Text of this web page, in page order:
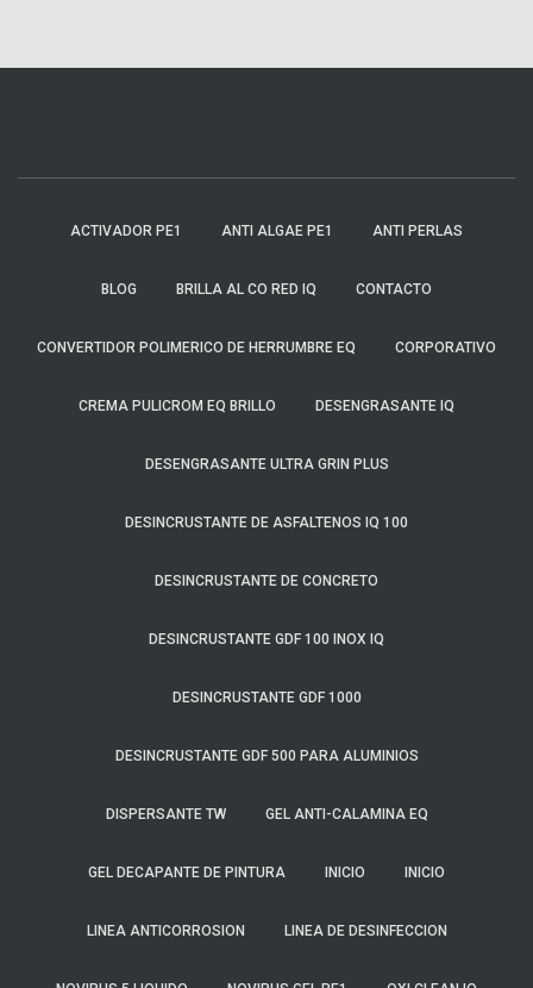
ACTIVADOR PE1 ANTI ALGAE PE1 ANTI PERLAS
BLOG BRILLA AL CO RED IQ CONTACTO
CONVERTIDOR POLIMERICO DE HERRUMBRE EQ CORPORATIVO
CREMA PULICROM EQ BRILLO DESENGRASANTE IQ
DESENGRASANTE ULTRA GRIN PLUS
DESINCRUSTANTE DE ASFALTENOS IQ 100
DESINCRUSTANTE DE CONCRETO
DESINCRUSTANTE GDF 100 INOX IQ
DESINCRUSTANTE GDF 1000
DESINCRUSTANTE GDF 500 PARA ALUMINIOS
DISPERSANTE TW GEL ANTI-CALAMINA EQ
GEL DECAPANTE DE PINTURA INICIO INICIO
LINEA ANTICORROSION LINEA DE DESINFECCION